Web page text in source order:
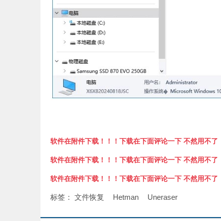
软件在附件下载！！！下载在下面评论一下 不然用不了
软件在附件下载！！！下载在下面评论一下 不然用不了
软件在附件下载！！！下载在下面评论一下 不然用不了
标签： 文件恢复 Hetman Uneraser